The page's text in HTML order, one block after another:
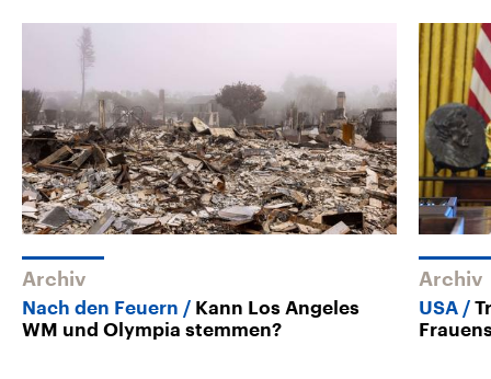
Archiv
Nach den Feuern
Kann Los Angeles
WM und Olympia stemmen?
Archiv
USA